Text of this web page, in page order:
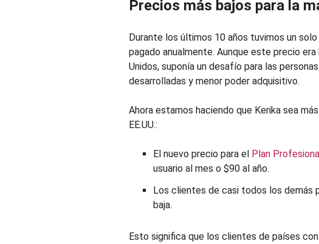
Precios más bajos para la
Durante los últimos 10 años tuvimos un
pagado anualmente. Aunque este precio
Unidos, suponía un desafío para las
desarrolladas y menor poder adquisitivo.
Ahora estamos haciendo que Kerika sea
EE.UU.:
El nuevo precio para el Plan
usuario al mes o $90 al año.
Los clientes de casi todos los demás
baja.
Esto significa que los clientes de países